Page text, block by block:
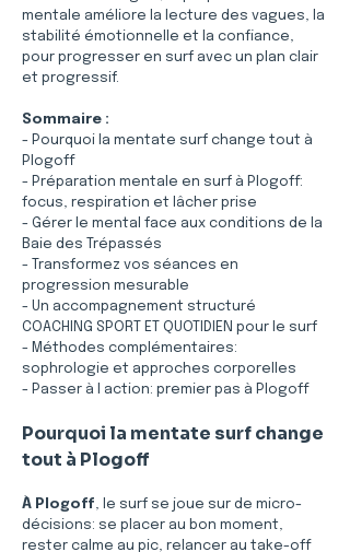
mentale améliore la lecture des vagues, la
stabilité émotionnelle et la confiance,
pour progresser en surf avec un plan clair
et progressif.
Sommaire :
- Pourquoi la mentate surf change tout à
Plogoff
- Préparation mentale en surf à Plogoff:
focus, respiration et lâcher prise
- Gérer le mental face aux conditions de la
Baie des Trépassés
- Transformez vos séances en
progression mesurable
- Un accompagnement structuré
COACHING SPORT ET QUOTIDIEN pour le surf
- Méthodes complémentaires:
sophrologie et approches corporelles
- Passer à l action: premier pas à Plogoff
Pourquoi la mentate surf change
tout à Plogoff
À Plogoff, le surf se joue sur de micro-
décisions: se placer au bon moment,
rester calme au pic, relancer au take-off